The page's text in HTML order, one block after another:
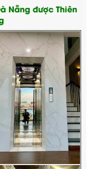
Nẵng được Thiên